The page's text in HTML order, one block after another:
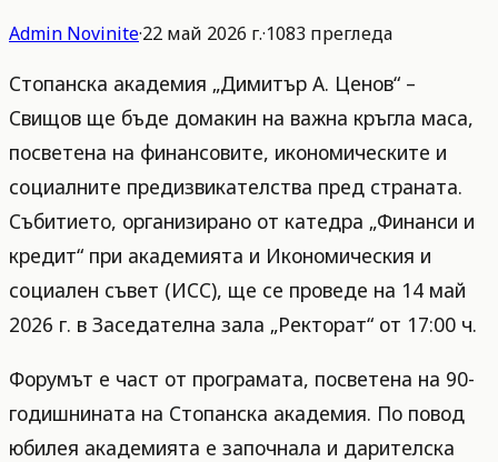
Admin Novinite·22 май 2026 г.·1083 прегледа
Стопанска академия „Димитър А. Ценов“ –
Свищов ще бъде домакин на важна кръгла маса,
посветена на финансовите, икономическите и
социалните предизвикателства пред страната.
Събитието, организирано от катедра „Финанси и
кредит“ при академията и Икономическия и
социален съвет (ИСС), ще се проведе на 14 май
2026 г. в Заседателна зала „Ректорат“ от 17:00 ч.
Форумът е част от програмата, посветена на 90-
годишнината на Стопанска академия. По повод
юбилея академията е започнала и дарителска